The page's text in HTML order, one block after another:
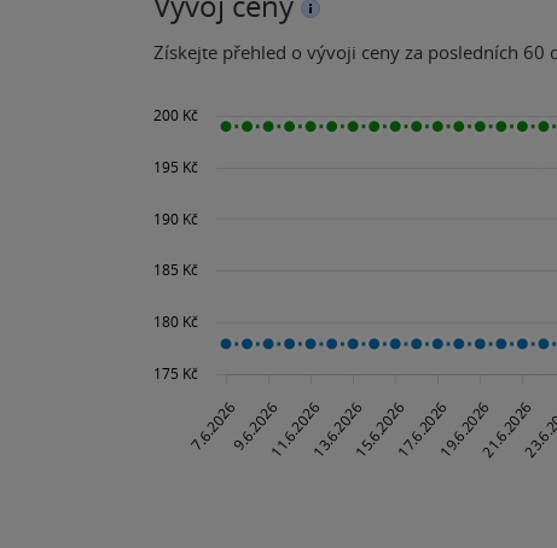
Získejte přehled o vývoji ceny za posledních 60